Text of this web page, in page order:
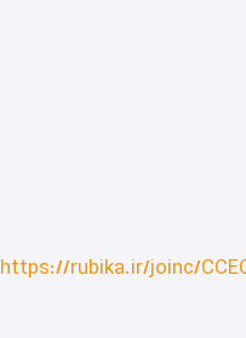
https://rubika.ir/joinc/